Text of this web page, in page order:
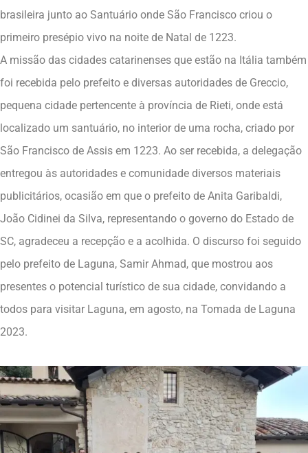
brasileira junto ao Santuário onde São Francisco criou o
primeiro presépio vivo na noite de Natal de 1223.
A missão das cidades catarinenses que estão na Itália também
foi recebida pelo prefeito e diversas autoridades de Greccio,
pequena cidade pertencente à província de Rieti, onde está
localizado um santuário, no interior de uma rocha, criado por
São Francisco de Assis em 1223. Ao ser recebida, a delegação
entregou às autoridades e comunidade diversos materiais
publicitários, ocasião em que o prefeito de Anita Garibaldi,
João Cidinei da Silva, representando o governo do Estado de
SC, agradeceu a recepção e a acolhida. O discurso foi seguido
pelo prefeito de Laguna, Samir Ahmad, que mostrou aos
presentes o potencial turístico de sua cidade, convidando a
todos para visitar Laguna, em agosto, na Tomada de Laguna
2023.